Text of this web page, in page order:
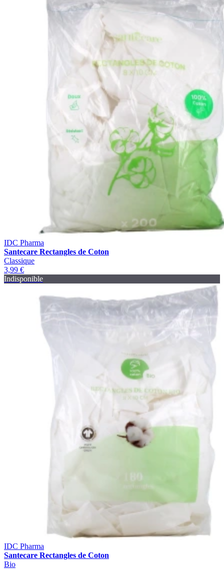
IDC Pharma
Santecare Rectangles de Coton
Classique
3,99 €
Indisponible
IDC Pharma
Santecare Rectangles de Coton
Bio